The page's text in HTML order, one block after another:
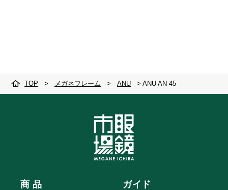
TOP > メガネフレーム > ANU > ANU AN-45
商 品 ガイド